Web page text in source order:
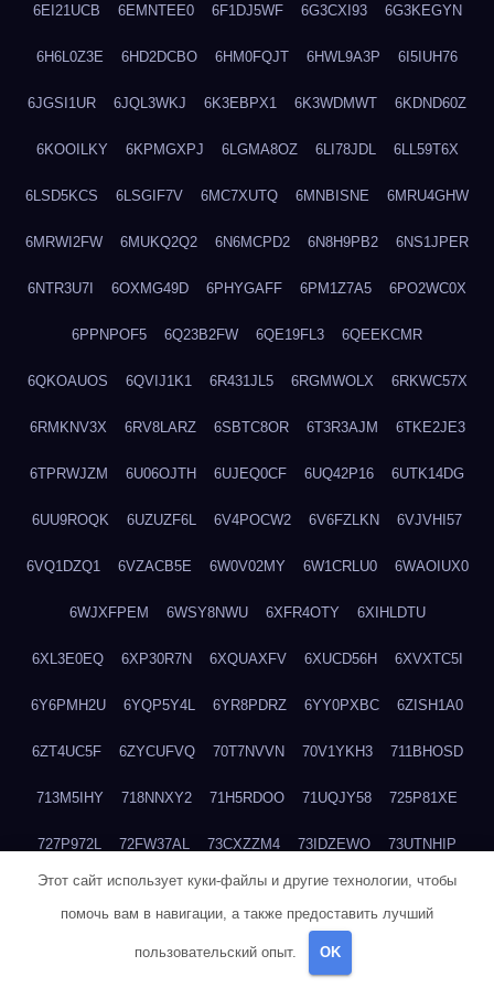
6EI21UCB 6EMNTEE0 6F1DJ5WF 6G3CXI93 6G3KEGYN
6H6L0Z3E 6HD2DCBO 6HM0FQJT 6HWL9A3P 6I5IUH76
6JGSI1UR 6JQL3WKJ 6K3EBPX1 6K3WDMWT 6KDND60Z
6KOOILKY 6KPMGXPJ 6LGMA8OZ 6LI78JDL 6LL59T6X
6LSD5KCS 6LSGIF7V 6MC7XUTQ 6MNBISNE 6MRU4GHW
6MRWI2FW 6MUKQ2Q2 6N6MCPD2 6N8H9PB2 6NS1JPER
6NTR3U7I 6OXMG49D 6PHYGAFF 6PM1Z7A5 6PO2WC0X
6PPNPOF5 6Q23B2FW 6QE19FL3 6QEEKCMR
6QKOAUOS 6QVIJ1K1 6R431JL5 6RGMWOLX 6RKWC57X
6RMKNV3X 6RV8LARZ 6SBTC8OR 6T3R3AJM 6TKE2JE3
6TPRWJZM 6U06OJTH 6UJEQ0CF 6UQ42P16 6UTK14DG
6UU9ROQK 6UZUZF6L 6V4POCW2 6V6FZLKN 6VJVHI57
6VQ1DZQ1 6VZACB5E 6W0V02MY 6W1CRLU0 6WAOIUX0
6WJXFPEM 6WSY8NWU 6XFR4OTY 6XIHLDTU
6XL3E0EQ 6XP30R7N 6XQUAXFV 6XUCD56H 6XVXTC5I
6Y6PMH2U 6YQP5Y4L 6YR8PDRZ 6YY0PXBC 6ZISH1A0
6ZT4UC5F 6ZYCUFVQ 70T7NVVN 70V1YKH3 711BHOSD
713M5IHY 718NNXY2 71H5RDOO 71UQJY58 725P81XE
727P972L 72FW37AL 73CXZZM4 73IDZEWO 73UTNHIP
73VKAF4E 740HGIUK 745ACL1O 74DPJX4S 74DVDXRM
76BJGQ4F
Этот сайт использует куки-файлы и другие технологии, чтобы
помочь вам в навигации, а также предоставить лучший
пользовательский опыт. OK